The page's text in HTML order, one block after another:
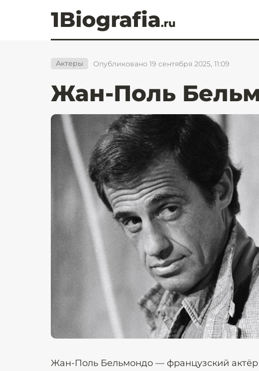
Актеры Опубликовано 19 сентября 2025, 11:09
Жан-Поль
Жан-Поль Бельмондо — французский актёр